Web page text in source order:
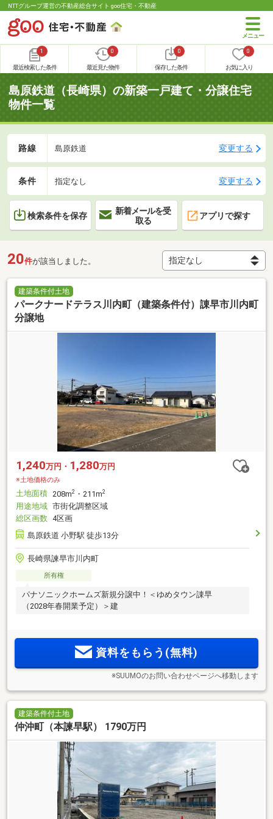
NTTグループ運営の不動産総合サイト goo住宅・不動産
1
最近検索した条件
0
最近見た物件
0
保存した条件
0
お気に入り
島原鉄道（長崎県）の新築一戸建て・分譲住宅
物件一覧
路線 島原鉄道 変更する
条件 指定なし 変更する
検索条件を保存
新着メールを受
取る
アプリで探す
20件が該当しました。
建築条件付土地
パークナードテラス川内町（建築条件付）諌早市川内町
分譲地
1,240万円・ 1,280万円
※土地価格のみ
土地面積 208m2 ・211m2
用途地域 市街化調整区域
総区画数 4区画
島原鉄道 小野駅 徒歩13分
長崎県諫早市川内町
所有権
パナソニックホームズ新規分譲中！＜ゆめタウン諌早
（2028年春開業予定）＞建
資料をもらう(無料)
※SUUMOのお問い合わせページへ移動します
建築条件付土地
仲沖町（本諫早駅） 1790万円